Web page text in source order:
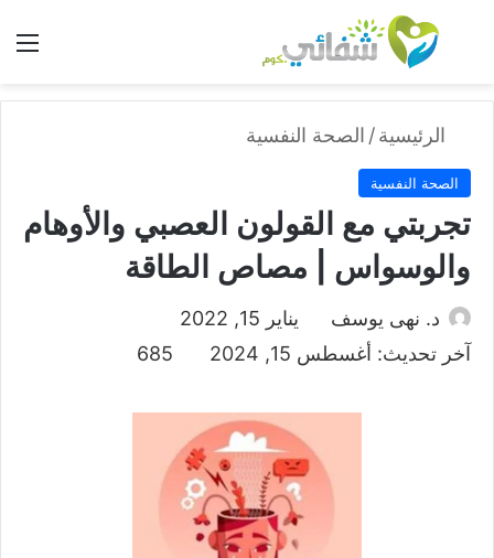
بحث عن
الرئيسية/ الصحة النفسية
الصحة النفسية
تجربتي مع القولون العصبي والأوهام
والوسواس | مصاص الطاقة
د. نهى يوسف
يناير 15, 2022
آخر تحديث: أغسطس 15, 2024
685